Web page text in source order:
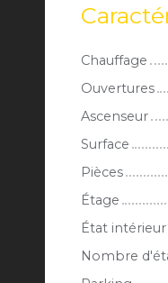
Chauffage
Ouvertures
Ascenseur
Surface
Pièces
Étage
État intérieur
Nombre